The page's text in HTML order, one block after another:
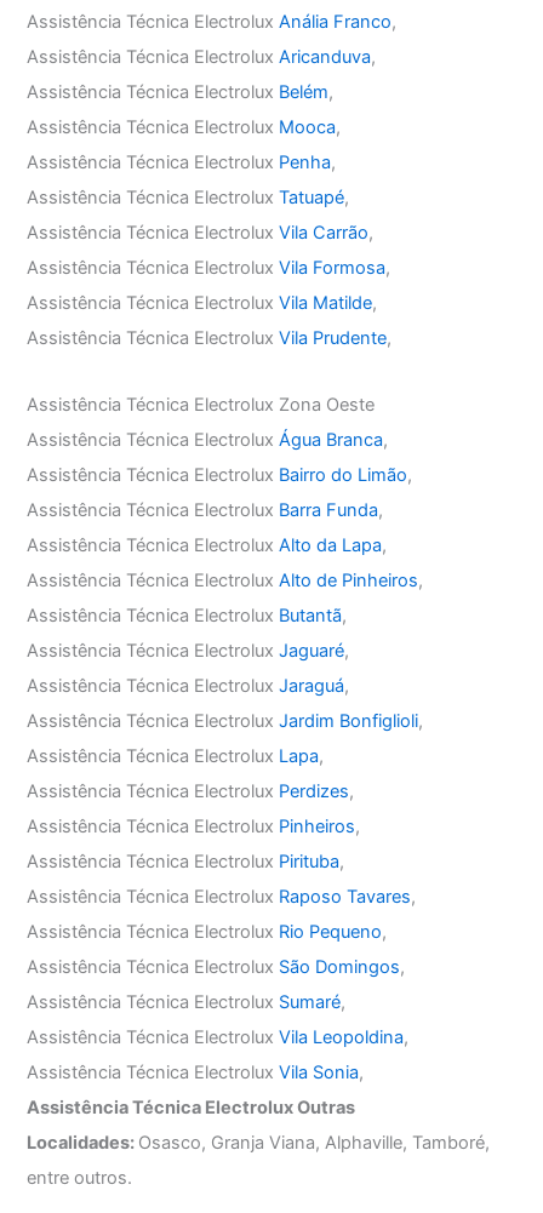
Assistência Técnica ElectroluxAnália Franco,
Assistência Técnica ElectroluxAricanduva,
Assistência Técnica Electrolux Belém,
Assistência Técnica Electrolux Mooca,
Assistência Técnica Electrolux Penha,
Assistência Técnica ElectroluxTatuapé,
Assistência Técnica ElectroluxVila Carrão,
Assistência Técnica ElectroluxVila Formosa,
Assistência Técnica ElectroluxVila Matilde,
Assistência Técnica ElectroluxVila Prudente,
Assistência Técnica Electrolux Zona Oeste
Assistência Técnica ElectroluxÁgua Branca,
Assistência Técnica Electrolux Bairro do Limão,
Assistência Técnica Electrolux Barra Funda,
Assistência Técnica ElectroluxAlto da Lapa,
Assistência Técnica ElectroluxAlto de Pinheiros,
Assistência Técnica Electrolux Butantã,
Assistência Técnica ElectroluxJaguaré,
Assistência Técnica ElectroluxJaraguá,
Assistência Técnica ElectroluxJardim Bonfiglioli,
Assistência Técnica Electrolux Lapa,
Assistência Técnica Electrolux Perdizes,
Assistência Técnica Electrolux Pinheiros,
Assistência Técnica Electrolux Pirituba,
Assistência Técnica Electrolux Raposo Tavares,
Assistência Técnica Electrolux Rio Pequeno,
Assistência Técnica Electrolux São Domingos,
Assistência Técnica Electrolux Sumaré,
Assistência Técnica ElectroluxVila Leopoldina,
Assistência Técnica ElectroluxVila Sonia,
Assistência Técnica Electrolux Outras
Localidades: Osasco, Granja Viana, Alphaville, Tamboré,
entre outros.